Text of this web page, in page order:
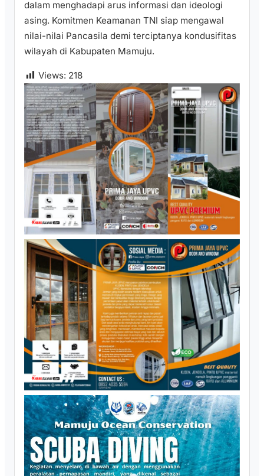
dalam menghadapi arus informasi dan ideologi
asing. Komitmen Keamanan TNI siap mengawal
nilai-nilai Pancasila demi terciptanya kondusifitas
wilayah di Kabupaten Mamuju.
Views: 218